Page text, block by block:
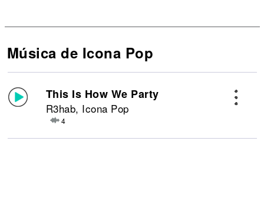
Música de Icona Pop
This Is How We Party
R3hab, Icona Pop
4